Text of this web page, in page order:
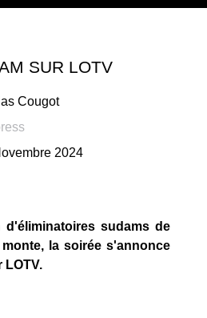
SUR LOTV
Cougot
2024
d'éliminatoires sudams de
la soirée s'annonce
LOTV.